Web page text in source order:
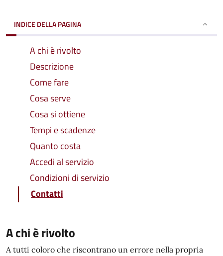
INDICE DELLA PAGINA
A chi è rivolto
Descrizione
Come fare
Cosa serve
Cosa si ottiene
Tempi e scadenze
Quanto costa
Accedi al servizio
Condizioni di servizio
Contatti
A chi è rivolto
A tutti coloro che riscontrano un errore nella propria